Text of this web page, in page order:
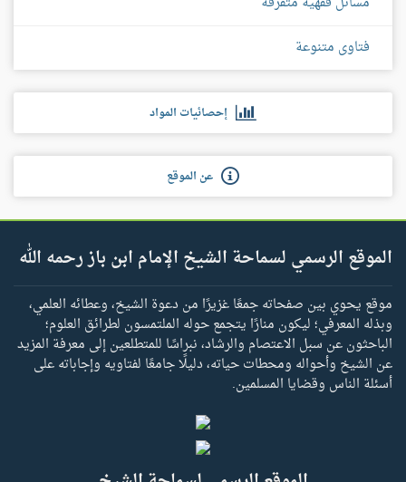
فتاوى متنوعة
إحصائيات المواد
عن الموقع
الموقع الرسمي لسماحة الشيخ الإمام ابن باز رحمه الله
موقع يحوي بين صفحاته جمعًا غزيرًا من دعوة الشيخ، وعطائه العلمي،
وبذله المعرفي؛ ليكون منارًا يتجمع حوله الملتمسون لطرائق العلوم؛
الباحثون عن سبل الاعتصام والرشاد، نبراسًا للمتطلعين إلى معرفة المزيد
عن الشيخ وأحواله ومحطات حياته، دليلًا جامعًا لفتاويه وإجاباته على
أسئلة الناس وقضايا المسلمين.